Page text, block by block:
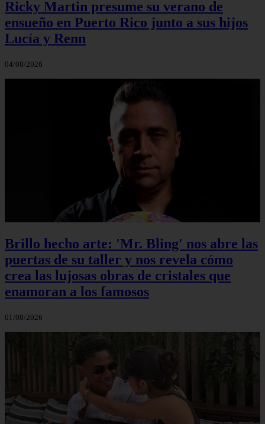
Ricky Martin presume su verano de
ensueño en Puerto Rico junto a sus hijos
Lucía y Renn
04/08/2026
Brillo hecho arte: 'Mr. Bling' nos abre las
puertas de su taller y nos revela cómo
crea las lujosas obras de cristales que
enamoran a los famosos
01/08/2026